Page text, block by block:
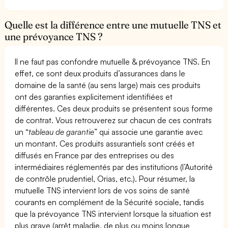
Quelle est la différence entre une mutuelle TNS et
une prévoyance TNS ?
Il ne faut pas confondre mutuelle & prévoyance TNS. En
effet, ce sont deux produits d’assurances dans le
domaine de la santé (au sens large) mais ces produits
ont des garanties explicitement identifiées et
différentes. Ces deux produits se présentent sous forme
de contrat. Vous retrouverez sur chacun de ces contrats
un “tableau de garantie” qui associe une garantie avec
un montant. Ces produits assurantiels sont créés et
diffusés en France par des entreprises ou des
intermédiaires réglementés par des institutions (l’Autorité
de contrôle prudentiel, Orias, etc.). Pour résumer, la
mutuelle TNS intervient lors de vos soins de santé
courants en complément de la Sécurité sociale, tandis
que la prévoyance TNS intervient lorsque la situation est
plus grave (arrêt maladie, de plus ou moins longue